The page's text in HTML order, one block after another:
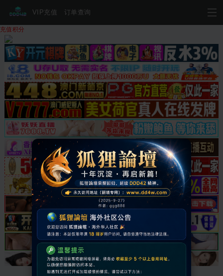
VIP充值 订单查询
充值积分